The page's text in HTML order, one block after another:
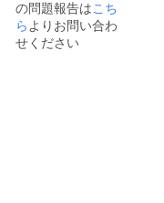
詳しく
はメー
ルにて
る場合
は、代
表者に
ご支援
く知り
たい、
もしく
はまず
の問題報告はこち
らよりお問い合わ
せください